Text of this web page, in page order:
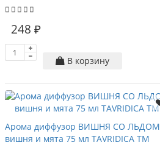
248 ₽
В корзину
Арома диффузор ВИШНЯ СО ЛЬДОМ
вишня и мята 75 мл TAVRIDICA ТМ